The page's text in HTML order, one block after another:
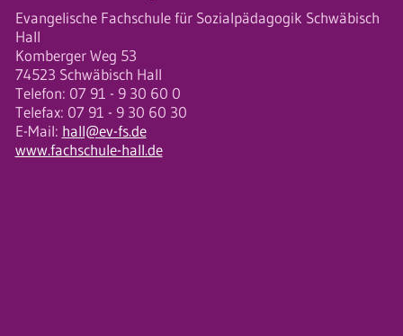
Evangelische Fachschule für Sozialpädagogik Schwäbisch
Hall
Komberger Weg 53
74523 Schwäbisch Hall
Telefon: 07 91 - 9 30 60 0
Telefax: 07 91 - 9 30 60 30
E-Mail: hall@ev-fs.de
www.fachschule-hall.de